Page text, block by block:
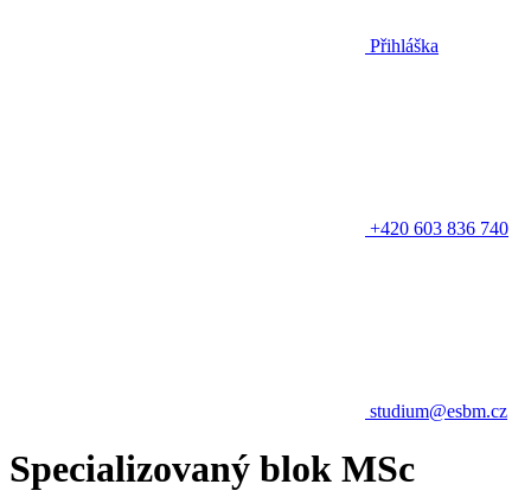
Přihláška
+420 603 836 740
studium@esbm.cz
Specializovaný blok MSc